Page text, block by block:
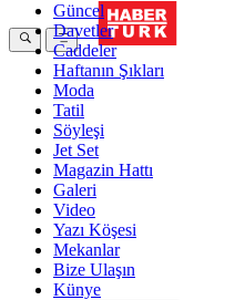
Güncel
Davetler
Caddeler
Haftanın Şıkları
Moda
Tatil
Söyleşi
Jet Set
Magazin Hattı
Galeri
Video
Yazı Köşesi
Mekanlar
Bize Ulaşın
Künye